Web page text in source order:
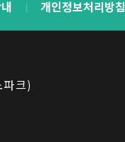
개인정보처리방침
크)